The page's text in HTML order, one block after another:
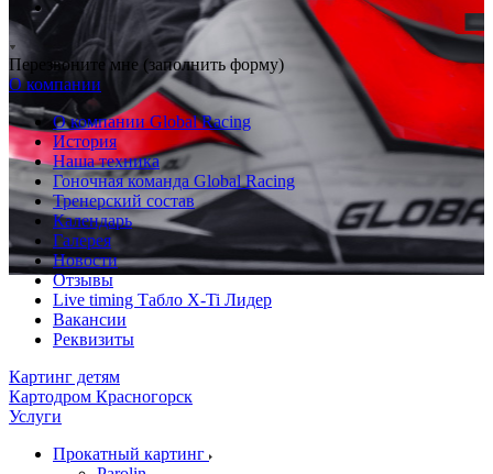
Перезвоните мне (заполнить форму)
О компании
О компании Global Racing
История
Наша техника
Гоночная команда Global Racing
Тренерский состав
Календарь
Галерея
Новости
Отзывы
Live timing Табло X-Ti Лидер
Вакансии
Реквизиты
Картинг детям
Картодром Красногорск
Услуги
Прокатный картинг